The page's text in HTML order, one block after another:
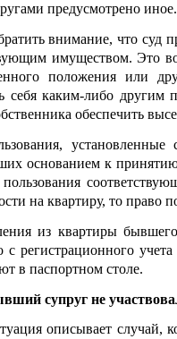
предусмотрено иное.
внимание, что суд
имуществом. Это
положения или
себя каким-либо
обеспечить
установленные
основанием к
на квартиру, то право
из квартиры
с регистрационного
в паспортном столе.
супруг не
описывает